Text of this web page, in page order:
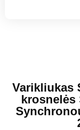
Varikliukas
krosnelės